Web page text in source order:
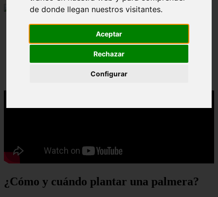
de donde llegan nuestros visitantes.
Aceptar
Rechazar
Configurar
¿Cómo y cuándo plantar una palmera?